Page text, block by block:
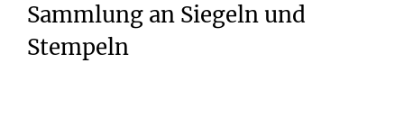
Sammlung an Siegeln und
Stempeln